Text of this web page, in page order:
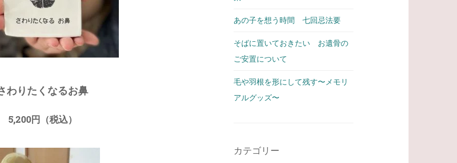
わりたくなるお鼻
5,200円（税込）
あの子を想う時間 七回忌法要
そばに置いておきたい お遺骨の
ご安置について
毛や羽根を形にして残す〜メモリ
アルグッズ〜
カテゴリー